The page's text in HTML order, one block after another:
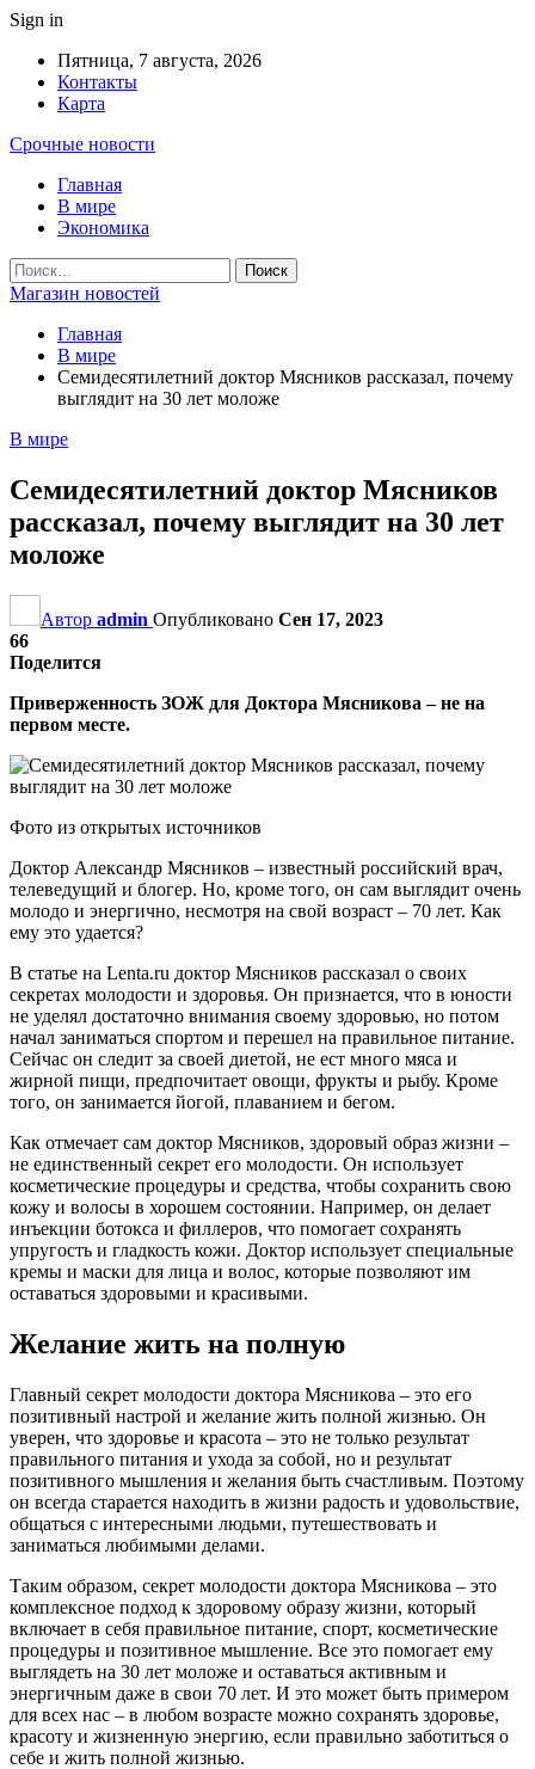
Sign in
Пятница, 7 августа, 2026
Контакты
Карта
Срочные новости
Главная
В мире
Экономика
Магазин новостей
Главная
В мире
Семидесятилетний доктор Мясников рассказал, почему
выглядит на 30 лет моложе
В мире
Семидесятилетний доктор Мясников
рассказал, почему выглядит на 30 лет
моложе
Автор admin Опубликовано Сен 17, 2023
66
Поделится
Приверженность ЗОЖ для Доктора Мясникова – не на
первом месте.
Фото из открытых источников
Доктор Александр Мясников – известный российский врач,
телеведущий и блогер. Но, кроме того, он сам выглядит очень
молодо и энергично, несмотря на свой возраст – 70 лет. Как
ему это удается?
В статье на Lenta.ru доктор Мясников рассказал о своих
секретах молодости и здоровья. Он признается, что в юности
не уделял достаточно внимания своему здоровью, но потом
начал заниматься спортом и перешел на правильное питание.
Сейчас он следит за своей диетой, не ест много мяса и
жирной пищи, предпочитает овощи, фрукты и рыбу. Кроме
того, он занимается йогой, плаванием и бегом.
Как отмечает сам доктор Мясников, здоровый образ жизни –
не единственный секрет его молодости. Он использует
косметические процедуры и средства, чтобы сохранить свою
кожу и волосы в хорошем состоянии. Например, он делает
инъекции ботокса и филлеров, что помогает сохранять
упругость и гладкость кожи. Доктор использует специальные
кремы и маски для лица и волос, которые позволяют им
оставаться здоровыми и красивыми.
Желание жить на полную
Главный секрет молодости доктора Мясникова – это его
позитивный настрой и желание жить полной жизнью. Он
уверен, что здоровье и красота – это не только результат
правильного питания и ухода за собой, но и результат
позитивного мышления и желания быть счастливым. Поэтому
он всегда старается находить в жизни радость и удовольствие,
общаться с интересными людьми, путешествовать и
заниматься любимыми делами.
Таким образом, секрет молодости доктора Мясникова – это
комплексное подход к здоровому образу жизни, который
включает в себя правильное питание, спорт, косметические
процедуры и позитивное мышление. Все это помогает ему
выглядеть на 30 лет моложе и оставаться активным и
энергичным даже в свои 70 лет. И это может быть примером
для всех нас – в любом возрасте можно сохранять здоровье,
красоту и жизненную энергию, если правильно заботиться о
себе и жить полной жизнью.